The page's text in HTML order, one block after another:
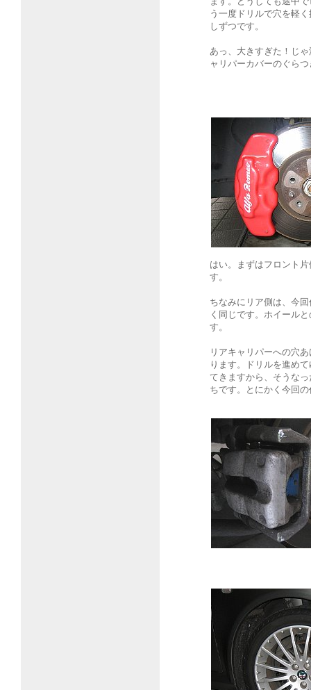
う一度ドリルで穴を軽
しずつです。
あっ、大きすぎた！じ
ャリパーカバーのぐら
はい。まずはフロント
す。
ちなみにリア側は、今
く同じです。ホイール
す。
リアキャリパーへの穴
ります。ドリルを進め
てきますから、そうな
ちです。とにかく今回